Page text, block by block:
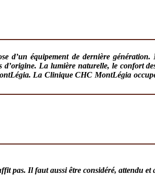
d’un équipement de dernière génération.
La lumière naturelle, le confort
La Clinique CHC MontLégia
pas. Il faut aussi être considéré, attendu